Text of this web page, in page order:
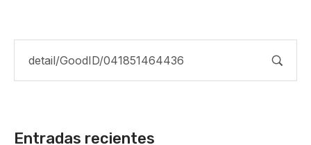
Entradas recientes